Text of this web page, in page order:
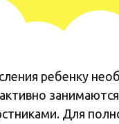
ребенку
Для